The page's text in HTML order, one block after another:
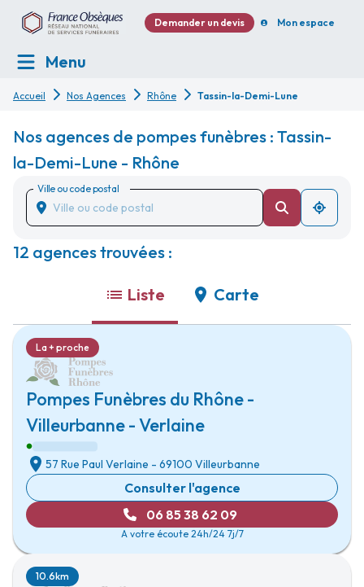
Demander un devis Mon espace
Menu
Accueil Nos Agences Rhône Tassin-la-Demi-Lune
Nos agences de pompes funèbres : Tassin-
la-Demi-Lune - Rhône
Ville ou code postal
12 agences trouvées :
Liste Carte
Pompes Funèbres du Rhône -
Villeurbanne - Verlaine
La + proche
57 Rue Paul Verlaine - 69100 Villeurbanne
Consulter l'agence
06 85 38 62 09
A votre écoute 24h/24 7j/7
10.6km